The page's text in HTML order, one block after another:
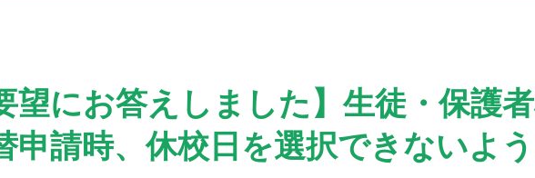
望にお答えしました】生徒・保護
申請時、休校日を選択できないよ